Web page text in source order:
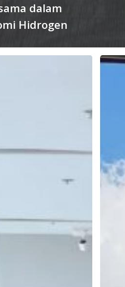
dalam
Hidrogen